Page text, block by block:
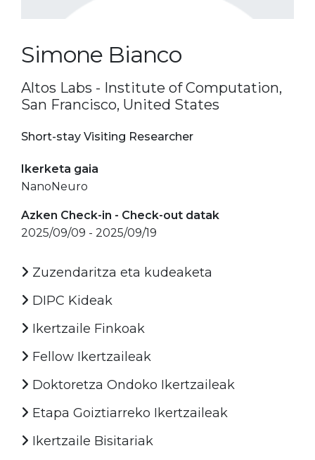
Simone Bianco
Altos Labs - Institute of Computation,
San Francisco, United States
Short-stay Visiting Researcher
Ikerketa gaia
NanoNeuro
Azken Check-in - Check-out datak
2025/09/09 - 2025/09/19
Zuzendaritza eta kudeaketa
DIPC Kideak
Ikertzaile Finkoak
Fellow Ikertzaileak
Doktoretza Ondoko Ikertzaileak
Etapa Goiztiarreko Ikertzaileak
Ikertzaile Bisitariak